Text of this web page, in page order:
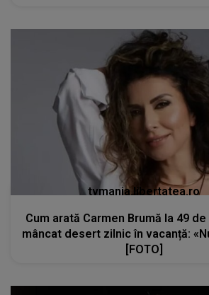
tvmania.libertatea.ro
Cum arată Carmen Brumă la 49
mâncat desert zilnic în vacanță:
[FOTO]